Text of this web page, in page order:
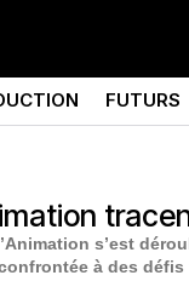
FUTURS
s’est
à des